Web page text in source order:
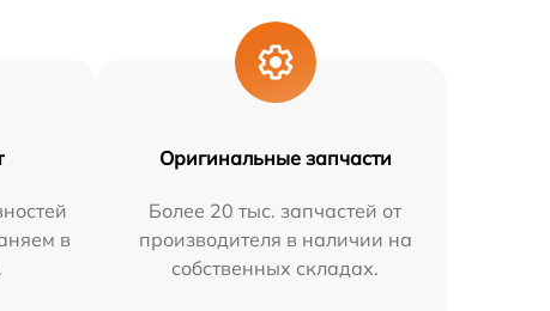
в
Оригинальные запчасти
Более 20 тыс. запчастей от
производителя в наличии на
собственных складах.